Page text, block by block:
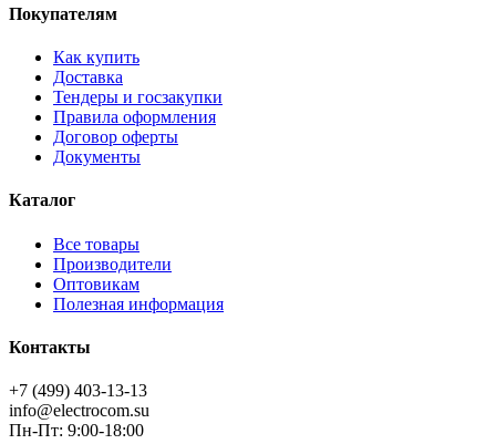
Покупателям
Как купить
Доставка
Тендеры и госзакупки
Правила оформления
Договор оферты
Документы
Каталог
Все товары
Производители
Оптовикам
Полезная информация
Контакты
+7 (499) 403-13-13
info@electrocom.su
Пн-Пт: 9:00-18:00